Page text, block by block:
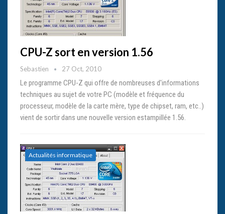
CPU-Z sort en version 1.56
Sebastien 27 Oct, 2010
Le programme CPU-Z qui offre de nombreuses d'informations
techniques au sujet de votre PC (modèle et fréquence du
processeur, modèle de la carte mère, type de chipset, ram, etc..)
vient de sortir dans une nouvelle version estampillée 1.56.
Actualités informatique